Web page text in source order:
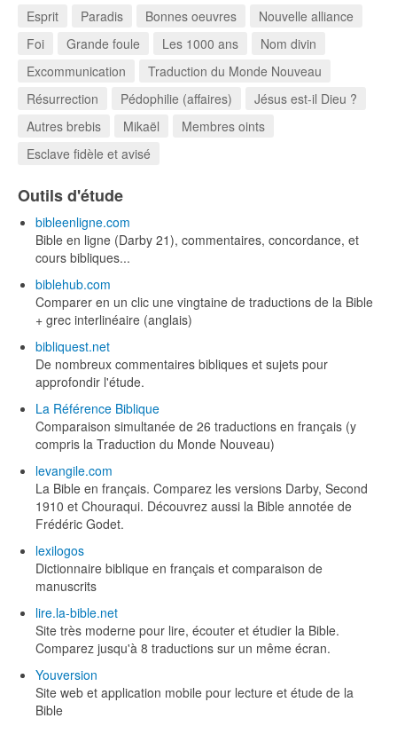
Esprit
Paradis Bonnes oeuvres
Nouvelle alliance
Foi
Grande foule Les 1000 ans
Nom divin
Excommunication
Traduction du Monde Nouveau
Résurrection
Pédophilie (affaires)
Jésus est-il Dieu ?
Autres brebis
Mikaël
Membres oints
Esclave fidèle et avisé
Outils d'étude
bibleenligne.com
Bible en ligne (Darby 21), commentaires, concordance, et
cours bibliques...
biblehub.com
Comparer en un clic une vingtaine de traductions de la Bible
+ grec interlinéaire (anglais)
bibliquest.net
De nombreux commentaires bibliques et sujets pour
approfondir l'étude.
La Référence Biblique
Comparaison simultanée de 26 traductions en français (y
compris la Traduction du Monde Nouveau)
levangile.com
La Bible en français. Comparez les versions Darby, Second
1910 et Chouraqui. Découvrez aussi la Bible annotée de
Frédéric Godet.
lexilogos
Dictionnaire biblique en français et comparaison de
manuscrits
lire.la-bible.net
Site très moderne pour lire, écouter et étudier la Bible.
Comparez jusqu'à 8 traductions sur un même écran.
Youversion
Site web et application mobile pour lecture et étude de la
Bible